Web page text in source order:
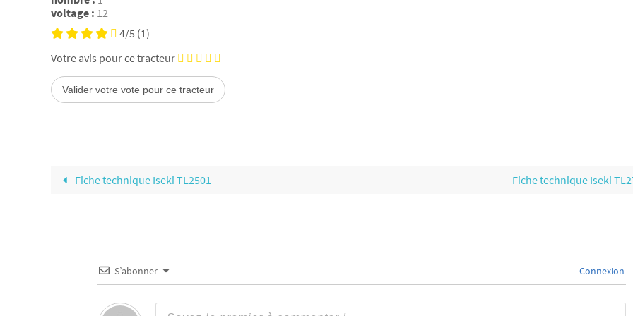
voltage : 12
4/5 (1)
Votre avis pour ce tracteur
Fiche technique Iseki TL2501 Fiche technique Iseki
S’abonner Connexion